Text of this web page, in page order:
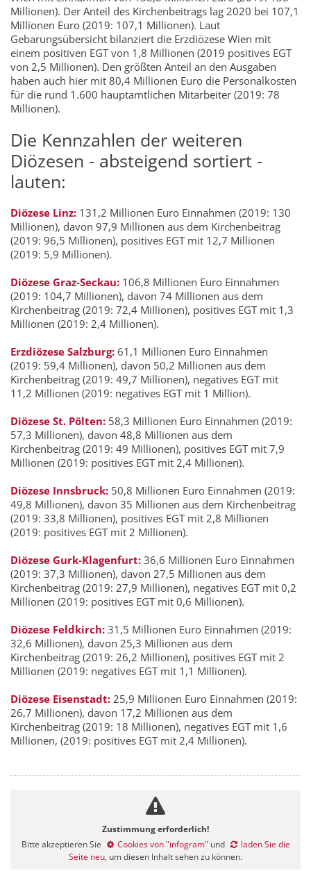
Millionen). Der Anteil des Kirchenbeitrags lag 2020 bei 107,1
Millionen Euro (2019: 107,1 Millionen). Laut
Gebarungsübersicht bilanziert die Erzdiözese Wien mit
einem positiven EGT von 1,8 Millionen (2019 positives EGT
von 2,5 Millionen). Den größten Anteil an den Ausgaben
haben auch hier mit 80,4 Millionen Euro die Personalkosten
für die rund 1.600 hauptamtlichen Mitarbeiter (2019: 78
Millionen).
Die Kennzahlen der weiteren
Diözesen - absteigend sortiert -
lauten:
Diözese Linz: 131,2 Millionen Euro Einnahmen (2019: 130
Millionen), davon 97,9 Millionen aus dem Kirchenbeitrag
(2019: 96,5 Millionen), positives EGT mit 12,7 Millionen
(2019: 5,9 Millionen).
Diözese Graz-Seckau: 106,8 Millionen Euro Einnahmen
(2019: 104,7 Millionen), davon 74 Millionen aus dem
Kirchenbeitrag (2019: 72,4 Millionen), positives EGT mit 1,3
Millionen (2019: 2,4 Millionen).
Erzdiözese Salzburg: 61,1 Millionen Euro Einnahmen
(2019: 59,4 Millionen), davon 50,2 Millionen aus dem
Kirchenbeitrag (2019: 49,7 Millionen), negatives EGT mit
11,2 Millionen (2019: negatives EGT mit 1 Million).
Diözese St. Pölten: 58,3 Millionen Euro Einnahmen (2019:
57,3 Millionen), davon 48,8 Millionen aus dem
Kirchenbeitrag (2019: 49 Millionen), positives EGT mit 7,9
Millionen (2019: positives EGT mit 2,4 Millionen).
Diözese Innsbruck: 50,8 Millionen Euro Einnahmen (2019:
49,8 Millionen), davon 35 Millionen aus dem Kirchenbeitrag
(2019: 33,8 Millionen), positives EGT mit 2,8 Millionen
(2019: positives EGT mit 2 Millionen).
Diözese Gurk-Klagenfurt: 36,6 Millionen Euro Einnahmen
(2019: 37,3 Millionen), davon 27,5 Millionen aus dem
Kirchenbeitrag (2019: 27,9 Millionen), negatives EGT mit 0,2
Millionen (2019: positives EGT mit 0,6 Millionen).
Diözese Feldkirch: 31,5 Millionen Euro Einnahmen (2019:
32,6 Millionen), davon 25,3 Millionen aus dem
Kirchenbeitrag (2019: 26,2 Millionen), positives EGT mit 2
Millionen (2019: negatives EGT mit 1,1 Millionen).
Diözese Eisenstadt: 25,9 Millionen Euro Einnahmen (2019:
26,7 Millionen), davon 17,2 Millionen aus dem
Kirchenbeitrag (2019: 18 Millionen), negatives EGT mit 1,6
Millionen, (2019: positives EGT mit 2,4 Millionen).
Zustimmung erforderlich!
Bitte akzeptieren Sie
Cookies von "infogram" und
laden Sie die
Seite neu, um diesen Inhalt sehen zu können.